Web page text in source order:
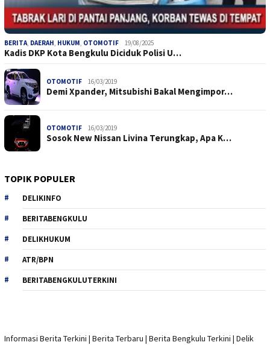
BERITA, DAERAH, HUKUM, OTOMOTIF 19/08/2025
Kadis DKP Kota Bengkulu Diciduk Polisi U…
OTOMOTIF 16/03/2019
Demi Xpander, Mitsubishi Bakal Mengimpor…
OTOMOTIF 16/03/2019
Sosok New Nissan Livina Terungkap, Apa K…
TOPIK POPULER
DELIKINFO
BERITABENGKULU
DELIKHUKUM
ATR/BPN
BERITABENGKULUTERKINI
Informasi Berita Terkini | Berita Terbaru | Berita Bengkulu Terkini | Delik